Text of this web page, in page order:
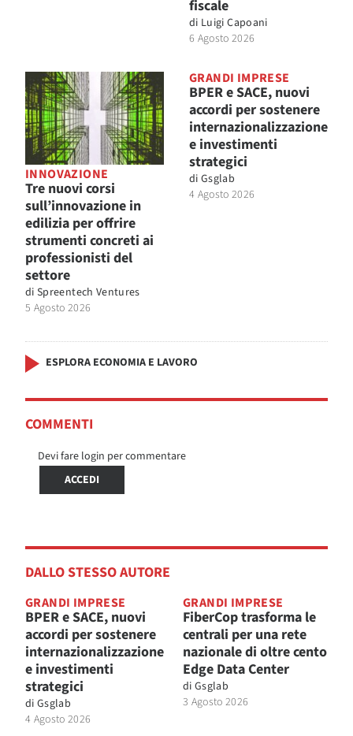
fiscale
di Luigi Capoani
6 Agosto 2026
INNOVAZIONE
Tre nuovi corsi
sull’innovazione in
edilizia per offrire
strumenti concreti ai
professionisti del
settore
di Spreentech Ventures
5 Agosto 2026
GRANDI IMPRESE
BPER e SACE, nuovi
accordi per sostenere
internazionalizzazione
e investimenti
strategici
di Gsglab
4 Agosto 2026
ESPLORA ECONOMIA E LAVORO
COMMENTI
Devi fare login per commentare
ACCEDI
DALLO STESSO AUTORE
GRANDI IMPRESE
BPER e SACE, nuovi
accordi per sostenere
internazionalizzazione
e investimenti
strategici
di Gsglab
4 Agosto 2026
GRANDI IMPRESE
FiberCop trasforma le
centrali per una rete
nazionale di oltre cento
Edge Data Center
di Gsglab
3 Agosto 2026